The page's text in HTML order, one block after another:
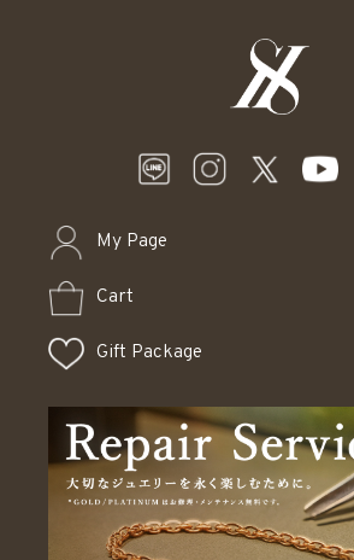
My Page
Cart
Gift Package